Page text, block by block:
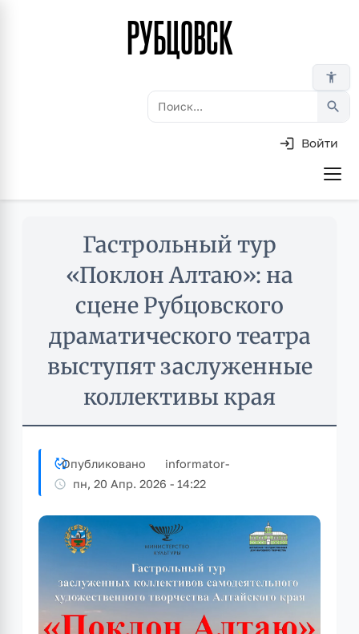
РУБЦОВСК
accessibility_new
search
Войти
Гастрольный тур
«Поклон Алтаю»: на
сцене Рубцовского
драматического театра
выступят заслуженные
коллективы края
Опубликовано informator-
пн, 20 Апр. 2026 - 14:22